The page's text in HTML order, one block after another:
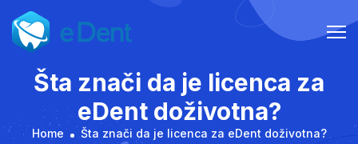
Skip
content
Šta znači da je licenca za
eDent doživotna?
Home Šta znači da je licenca za eDent doživotna?